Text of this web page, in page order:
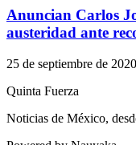
Anuncian Carlos
austeridad ante
25 de septiembre de 2020
Quinta Fuerza
Noticias de México,